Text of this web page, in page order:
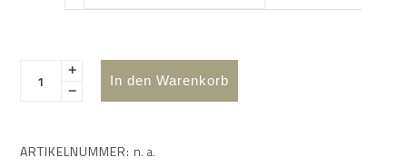
In den Warenkorb
ARTIKELNUMMER: n. a.